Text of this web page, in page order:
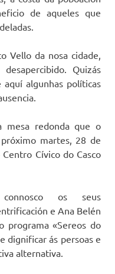
de aqueles que
Vello da nosa cidade,
Quizás
algunhas políticas
mesa redonda que o
martes, 28 de
Cívico do Casco
os seus
e Ana Belén
programa «Sereos do
dignificar ás persoas e
alternativa.